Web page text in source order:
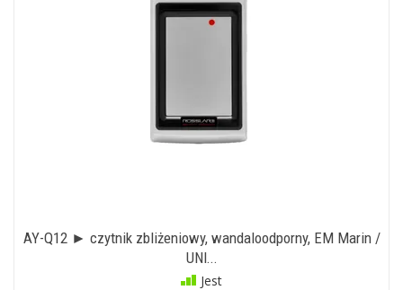
AY-Q12 ► czytnik zbliżeniowy, wandaloodporny, EM Marin /
UNI...
Jest